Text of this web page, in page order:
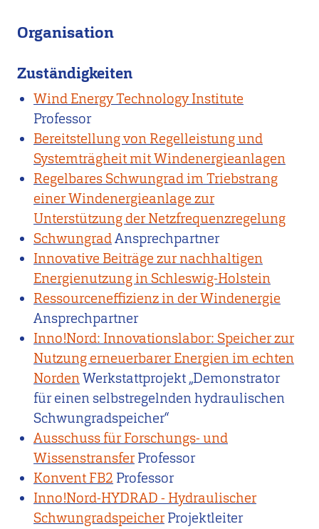
Organisation
Zuständigkeiten
Wind Energy Technology Institute
Professor
Bereitstellung von Regelleistung und
Systemträgheit mit Windenergieanlagen
Regelbares Schwungrad im Triebstrang
einer Windenergieanlage zur
Unterstützung der Netzfrequenzregelung
SchwungradAnsprechpartner
Innovative Beiträge zur nachhaltigen
Energienutzung in Schleswig-Holstein
Ressourceneffizienz in der Windenergie
Ansprechpartner
Inno!Nord: Innovationslabor: Speicher zur
Nutzung erneuerbarer Energien im echten
NordenWerkstattprojekt „Demonstrator
für einen selbstregelnden hydraulischen
Schwungradspeicher“
Ausschuss für Forschungs- und
WissenstransferProfessor
Konvent FB2 Professor
Inno!Nord-HYDRAD - Hydraulischer
SchwungradspeicherProjektleiter